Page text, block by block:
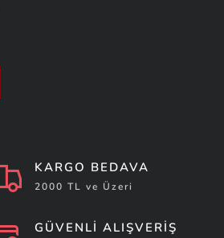
KARGO BEDAVA
2000 TL ve Üzeri
GÜVENLİ ALIŞVERİŞ